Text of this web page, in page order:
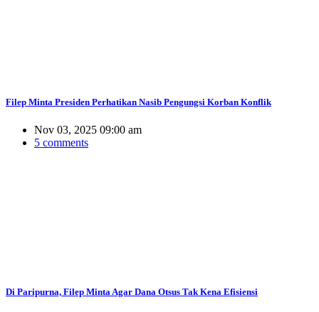
Filep Minta Presiden Perhatikan Nasib Pengungsi Korban Konflik
Nov 03, 2025 09:00 am
5 comments
Di Paripurna, Filep Minta Agar Dana Otsus Tak Kena Efisiensi